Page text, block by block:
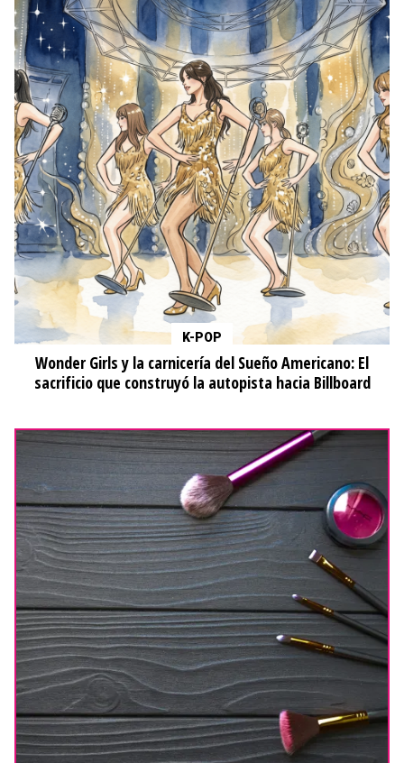
K-POP
Wonder Girls y la carnicería del Sueño Americano: El
sacrificio que construyó la autopista hacia Billboard